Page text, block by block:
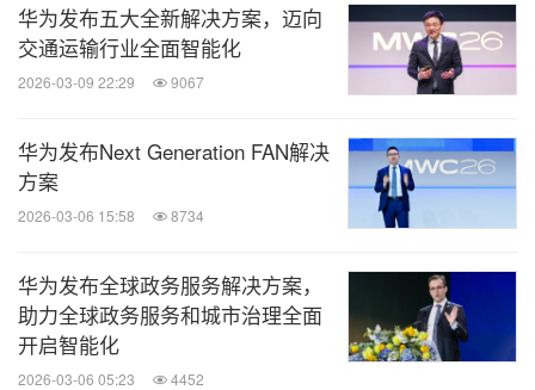
华为发布五大全新解决方案，迈向
交通运输行业全面智能化
2026-03-09 22:29 9067
华为发布Next Generation FAN解决
方案
2026-03-06 15:58 8734
华为发布全球政务服务解决方案，
助力全球政务服务和城市治理全面
开启智能化
2026-03-06 05:23 4452